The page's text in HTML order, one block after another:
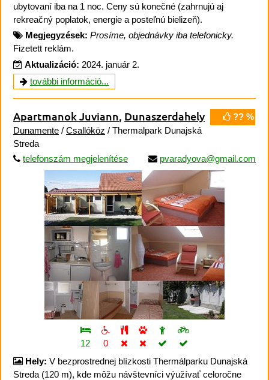
ubytovaní iba na 1 noc. Ceny sú konečné (zahrnujú aj
rekreačný poplatok, energie a posteľnú bielizeň).
Megjegyzések: Prosíme, objednávky iba telefonicky.
Fizetett reklám.
Aktualizáció: 2024. január 2.
további információ...
?? %
Apartmanok Juviann, Dunaszerdahely
Dunamente / Csallóköz / Thermalpark Dunajská
Streda
telefonszám megjelenítése
pvaradyova@gmail.com
12
0
Hely: V bezprostrednej blízkosti Thermálparku Dunajská
Streda (120 m), kde môžu návštevníci výužívať celoročne